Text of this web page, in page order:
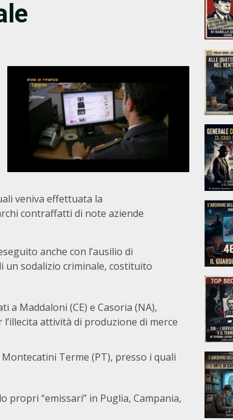
veniva effettuata la
contraffatti di note aziende
anche con l’ausilio di
un sodalizio criminale, costituito
a Maddaloni (CE) e Casoria (NA),
attività di produzione di merce
Terme (PT), presso i quali
“emissari” in Puglia, Campania,